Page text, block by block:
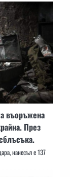
въоръжена
През
нанесъл е 137